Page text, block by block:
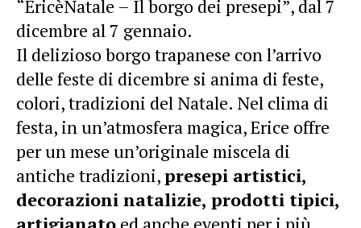
“EricèNatale – Il borgo dei presepi”, dal 7
dicembre al 7 gennaio.
Il delizioso borgo trapanese con l’arrivo
delle feste di dicembre si anima di feste,
colori, tradizioni del Natale. Nel clima di
festa, in un’atmosfera magica, Erice offre
per un mese un’originale miscela di
antiche tradizioni,presepi artistici,
decorazioni natalizie, prodotti tipici,